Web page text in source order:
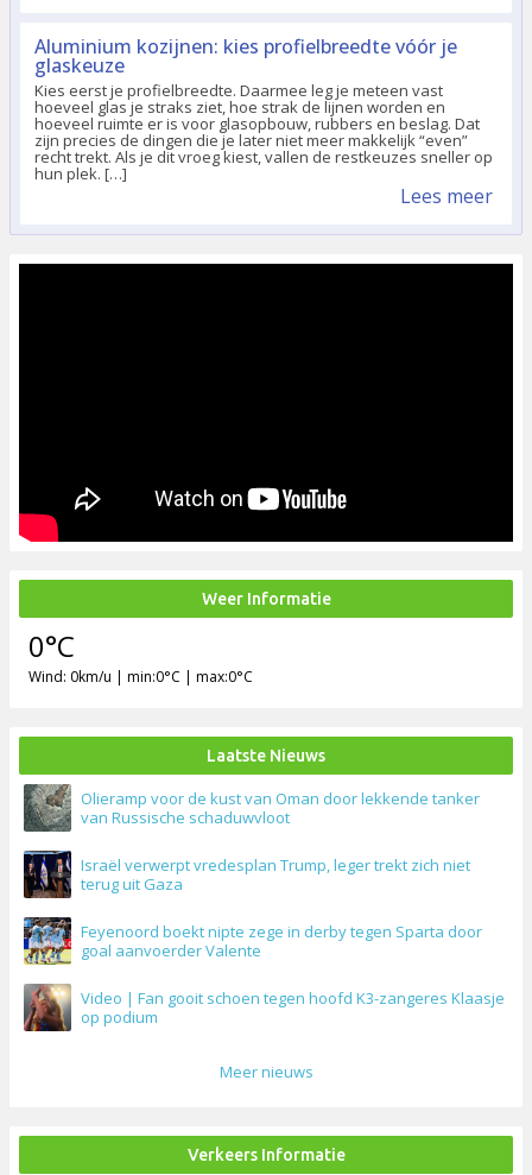
Aluminium kozijnen: kies profielbreedte vóór je
glaskeuze
Kies eerst je profielbreedte. Daarmee leg je meteen vast
hoeveel glas je straks ziet, hoe strak de lijnen worden en
hoeveel ruimte er is voor glasopbouw, rubbers en beslag. Dat
zijn precies de dingen die je later niet meer makkelijk “even”
recht trekt. Als je dit vroeg kiest, vallen de restkeuzes sneller op
hun plek. […]
Lees meer
Weer Informatie
0°C
Wind: 0km/u | min:0°C | max:0°C
Laatste Nieuws
Olieramp voor de kust van Oman door lekkende tanker
van Russische schaduwvloot
Israël verwerpt vredesplan Trump, leger trekt zich niet
terug uit Gaza
Feyenoord boekt nipte zege in derby tegen Sparta door
goal aanvoerder Valente
Video | Fan gooit schoen tegen hoofd K3-zangeres Klaasje
op podium
Meer nieuws
Verkeers Informatie